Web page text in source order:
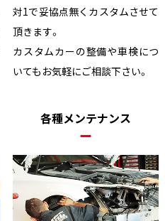
対1で妥協点無くカスタムさせて
頂きます。
カスタムカーの整備や車検につ
いてもお気軽にご相談下さい。
各種メンテナンス